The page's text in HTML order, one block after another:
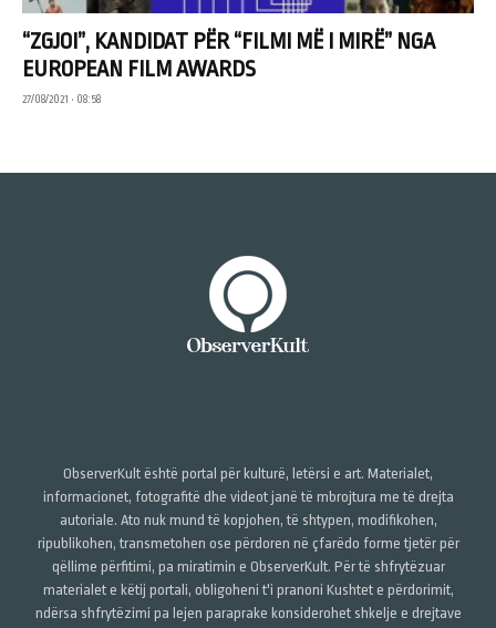
“ZGJOI”, KANDIDAT PËR “FILMI MË I MIRË” NGA
EUROPEAN FILM AWARDS
27/08/2021 • 08:58
ObserverKult është portal për kulturë, letërsi e art. Materialet,
informacionet, fotografitë dhe videot janë të mbrojtura me të drejta
autoriale. Ato nuk mund të kopjohen, të shtypen, modifikohen,
ripublikohen, transmetohen ose përdoren në çfarëdo forme tjetër për
qëllime përfitimi, pa miratimin e ObserverKult. Për të shfrytëzuar
materialet e këtij portali, obligoheni t'i pranoni Kushtet e përdorimit,
ndërsa shfrytëzimi pa lejen paraprake konsiderohet shkelje e drejtave